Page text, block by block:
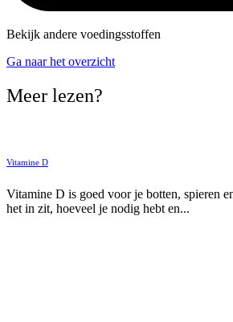
Bekijk andere voedingsstoffen
Ga naar het overzicht
Meer lezen?
Vitamine D
Vitamine D is goed voor je botten, spieren
het in zit, hoeveel je nodig hebt en...